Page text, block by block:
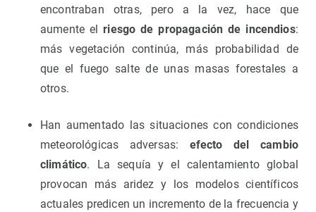
encontraban otras, pero a la vez, hace que
aumente elriesgo de propagación de incendios:
más vegetación continúa, más probabilidad de
que el fuego salte de unas masas forestales a
otros.
Han aumentado las situaciones con condiciones
meteorológicas adversas: efecto del cambio
climático. La sequía y el calentamiento global
provocan más aridez y los modelos científicos
actuales predicen un incremento de la frecuencia y